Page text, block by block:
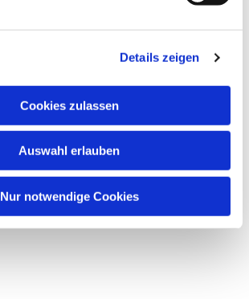
Details zeigen
Cookies zulassen
Auswahl erlauben
Nur notwendige Cookies